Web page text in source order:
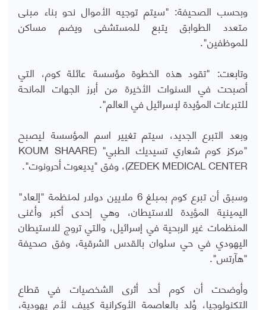
وبحسب الصحيفة: "سيتم توجيه الأموال نحو بناء مبنى
متعدد الطوابق يتبع للمستشفى ويضم مساكن
للموظفين".
وتابعت: "تقود هذه الخطوة مؤسسة عائلة كوم، التي
أصبحت في السنوات الأخيرة من أبرز الجهات المانحة
للتبرعات المؤيدة لإسرائيل في العالم".
وبعد التبرع الجديد، سيتم تغيير اسم المؤسسة ليصبح
"مركز كوم شعاري تسيديك الطبي" (KOUM SHAARE
ZEDEK MEDICAL CENTER)، وفق "يديعوت أحرونوت".
وسبق أن تبرع كوم بمبلغ 6 ملايين دولار لمنظمة "إلعاد"
اليمينية المؤيدة للاستيطان، وهي إحدى أكبر وأغنى
المنظمات غير الربحية في إسرائيل، والتي تروج للاستيطان
اليهودي في حي سلوان بالقدس الشرقية، وفق صحيفة
"هآرتس".
وأوضحت أن كوم أحد أثرى الشخصيات في قطاع
التكنولوجيا، وُلد بالعاصمة الأوكرانية كييف لأم يهودية،